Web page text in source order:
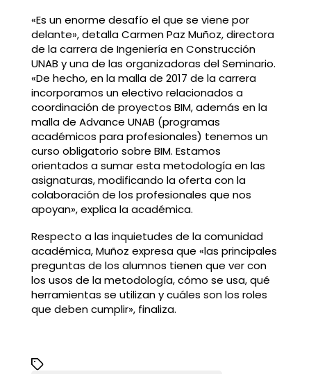
«Es un enorme desafío el que se viene por
delante», detalla Carmen Paz Muñoz, directora
de la carrera de Ingeniería en Construcción
UNAB y una de las organizadoras del Seminario.
«De hecho, en la malla de 2017 de la carrera
incorporamos un electivo relacionados a
coordinación de proyectos BIM, además en la
malla de Advance UNAB (programas
académicos para profesionales) tenemos un
curso obligatorio sobre BIM. Estamos
orientados a sumar esta metodología en las
asignaturas, modificando la oferta con la
colaboración de los profesionales que nos
apoyan», explica la académica.
Respecto a las inquietudes de la comunidad
académica, Muñoz expresa que «las principales
preguntas de los alumnos tienen que ver con
los usos de la metodología, cómo se usa, qué
herramientas se utilizan y cuáles son los roles
que deben cumplir», finaliza.